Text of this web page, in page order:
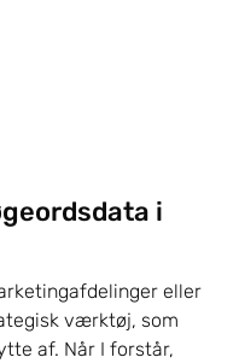
i
eller
værktøj, som
af. Når I forstår,